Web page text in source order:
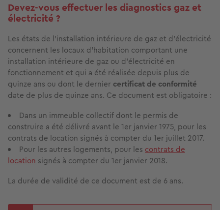
Devez-vous effectuer les diagnostics gaz et
électricité ?
Les états de l'installation intérieure de gaz et d’électricité
concernent les locaux d'habitation comportant une
installation intérieure de gaz ou d’électricité en
fonctionnement et qui a été réalisée depuis plus de
quinze ans ou dont le dernier certificat de conformité
date de plus de quinze ans. Ce document est obligatoire :
Dans un immeuble collectif dont le permis de
construire a été délivré avant le 1er janvier 1975, pour les
contrats de location signés à compter du 1er juillet 2017.
Pour les autres logements, pour les contrats de
location signés à compter du 1er janvier 2018.
La durée de validité de ce document est de 6 ans.